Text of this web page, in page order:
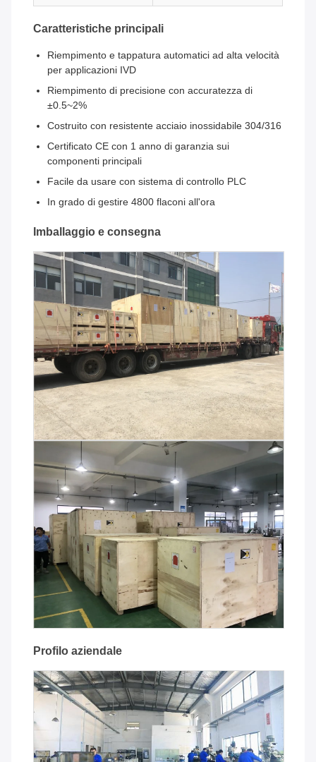
Caratteristiche principali
Riempimento e tappatura automatici ad alta velocità
per applicazioni IVD
Riempimento di precisione con accuratezza di
±0.5~2%
Costruito con resistente acciaio inossidabile 304/316
Certificato CE con 1 anno di garanzia sui
componenti principali
Facile da usare con sistema di controllo PLC
In grado di gestire 4800 flaconi all'ora
Imballaggio e consegna
Profilo aziendale